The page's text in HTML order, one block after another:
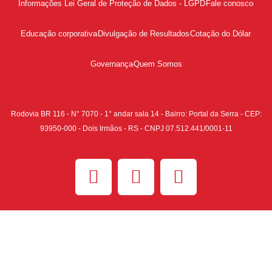
Informações Lei Geral de Proteção de Dados - LGPD Fale conosco
Educação corporativa Divulgação de ResultadosCotação do Dólar
GovernançaQuem Somos
Rodovia BR 116 - N° 7070 - 1° andar sala 14 - Bairro: Portal da Serra - CEP:
93950-000 - Dois Irmãos - RS - CNPJ 07.512.441/0001-11